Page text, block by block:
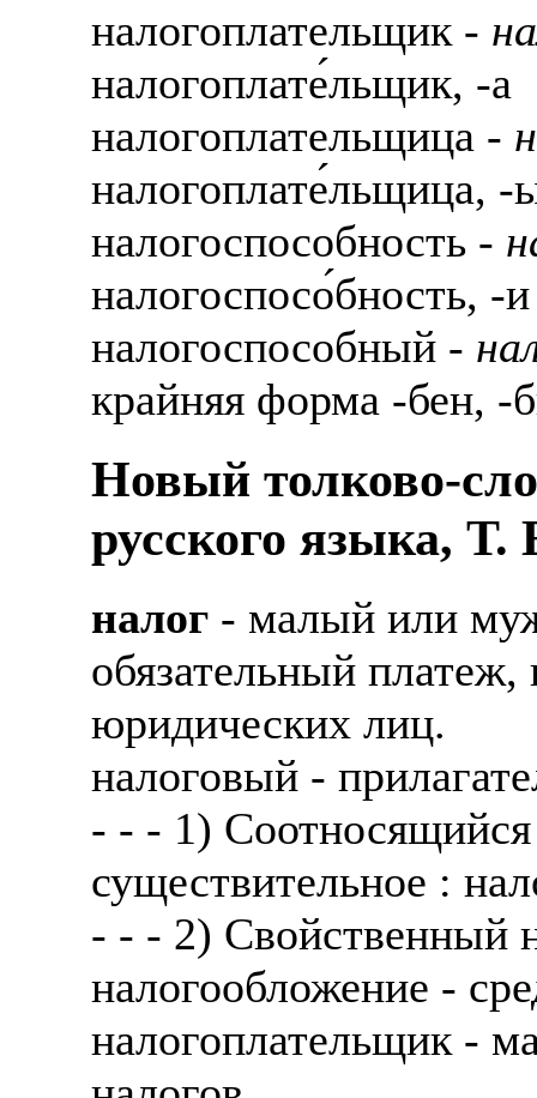
налогоплательщик -
налогоплате́льщик, -а
налогоплательщица -
налогоплате́льщица, -
налогоспособность -
налогоспосо́бность, -и
налогоспособный -
крайняя форма -бен, -
Новый толково-
русского языка,
налог - малый или
обязательный
юридических лиц.
налоговый -
- - - 1)
существительное :
- - - 2) Свойственный
налогообложение -
налогоплательщик -